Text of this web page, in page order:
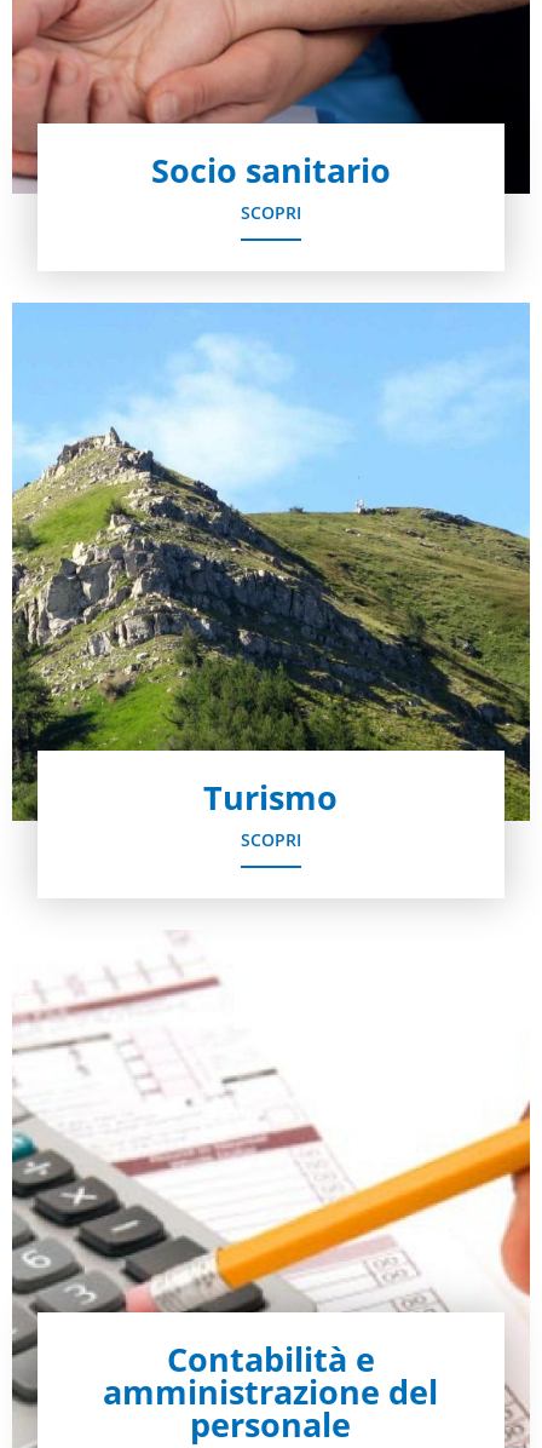
Socio sanitario
SCOPRI
Turismo
SCOPRI
Contabilità e
amministrazione del
personale